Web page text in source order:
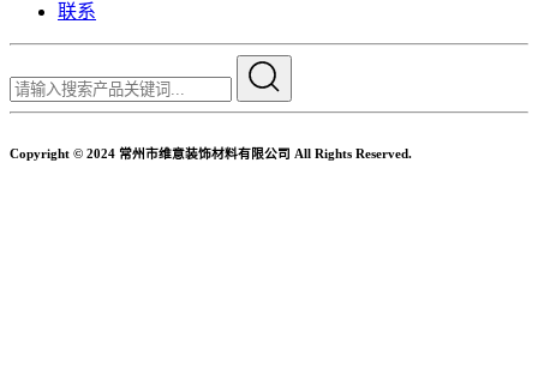
联系
Copyright © 2024 常州市维意装饰材料有限公司 All Rights Reserved.